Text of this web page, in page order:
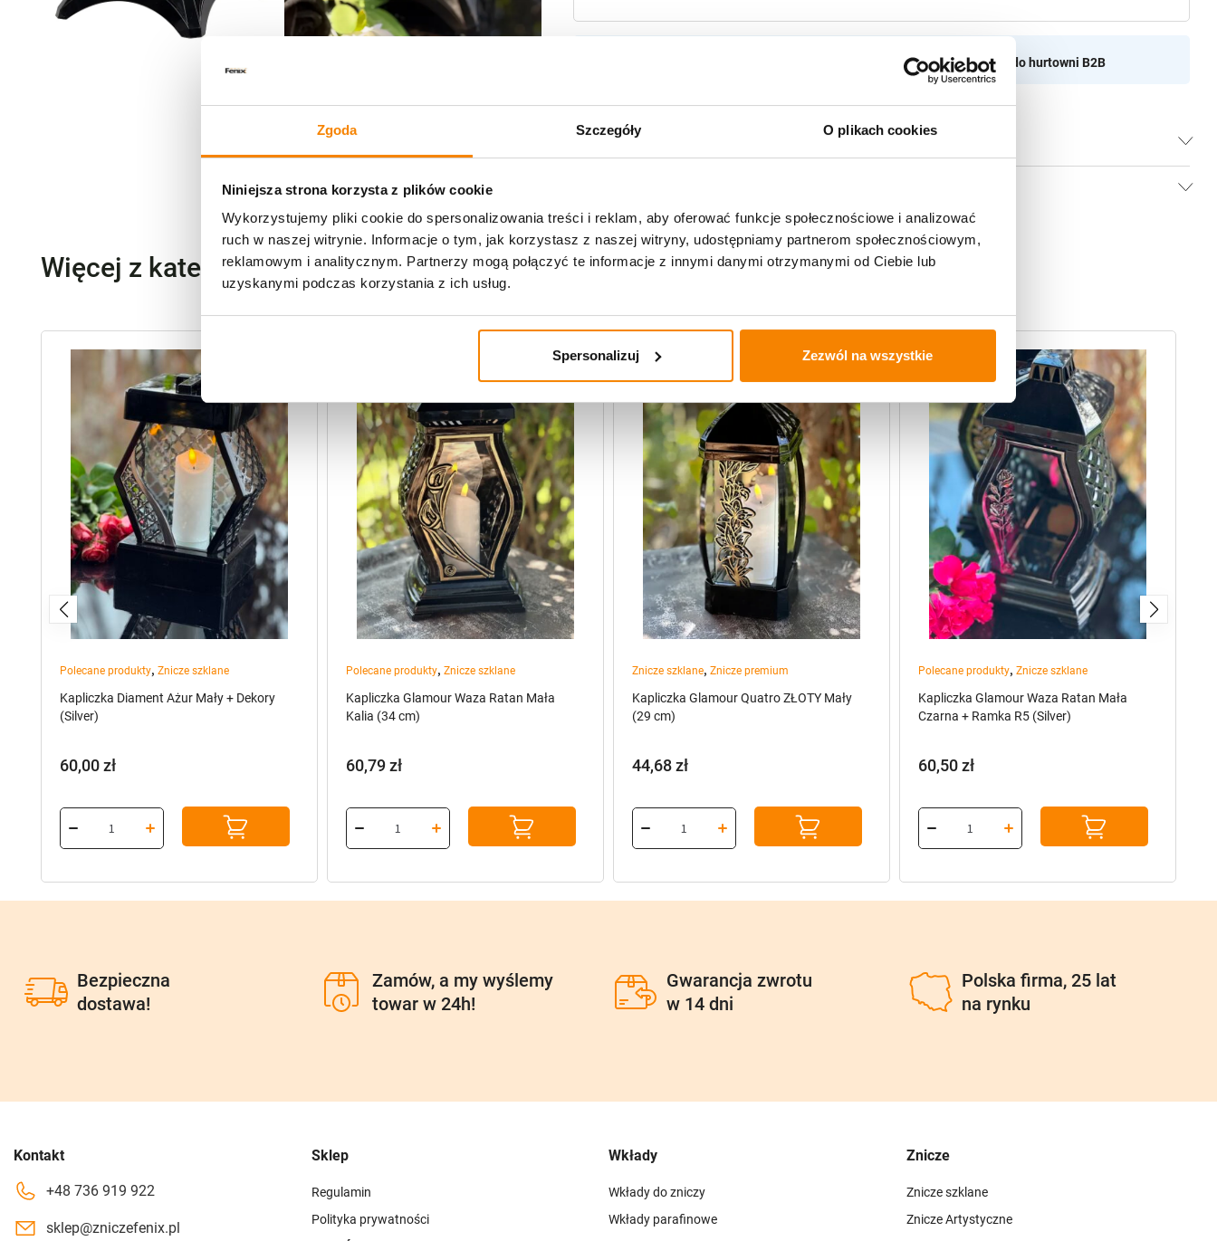
Zgoda Szczegóły O plikach cookies
Niniejsza strona korzysta z plików cookie
Wykorzystujemy pliki cookie do spersonalizowania treści i reklam, aby oferować funkcje społecznościowe i analizować
ruch w naszej witrynie. Informacje o tym, jak korzystasz z naszej witryny, udostępniamy partnerom społecznościowym,
reklamowym i analitycznym. Partnerzy mogą połączyć te informacje z innymi danymi otrzymanymi od Ciebie lub
uzyskanymi podczas korzystania z ich usług.
Spersonalizuj Zezwól na wszystkie
Potrzebujesz większą ilość? Zapraszamy do naszej hurtowniiPrzejdź do hurtowni B2B
Specyfikacja
Więcej z kategorii Polecane produkty
Polecane produkty, Znicze szklane
Kapliczka Diament Ażur Mały + Dekory
(Silver)
60,00zł
Polecane produkty, Znicze szklane
Kapliczka Glamour Waza Ratan Mała
Kalia (34 cm)
60,79zł
Znicze szklane, Znicze premium
Kapliczka Glamour Quatro ZŁOTY Mały
(29 cm)
44,68zł
Polecane produkty, Znicze szklane
Kapliczka Glamour Waza Ratan Mała
Czarna + Ramka R5 (Silver)
60,50zł
Bezpieczna
dostawa!
Zamów, a my wyślemy
towar w 24h!
Gwarancja zwrotu
w 14 dni
Polska firma, 25 lat
na rynku
Kontakt
+48 736 919 922
sklep@zniczefenix.pl
Sklep
Regulamin
Polityka prywatności
Wkłady
Wkłady do zniczy
Wkłady parafinowe
Znicze
Znicze szklane
Znicze Artystyczne